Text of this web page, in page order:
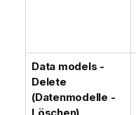
Data models -
Delete
(Datenmodelle -
Löschen)